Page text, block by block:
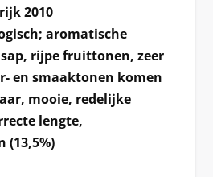
2010
aromatische
rijpe fruittonen, zeer
en smaaktonen komen
mooie, redelijke
lengte,
(13,5%)